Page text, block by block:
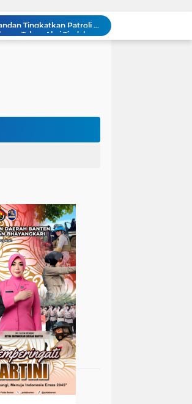
Patroli Blue Light Upaya KSKP Merak Polres Cilegon Tekan Aksi Tindak Kriminalitas
Personel Samapta KSKP Merak Polres Cilegon Patroli Dialogis Sampaikan Imbauan kepada Pengguna Jasa Kepelabuhan
Kombes Pol Edy Sumardi Apresiasi Sinergi Pengamanan Obvitnas di Pertamina Patra Niaga Jabar